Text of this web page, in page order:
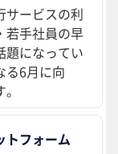
サービスの利
若手社員の早
題になってい
る6月に向
フォーム